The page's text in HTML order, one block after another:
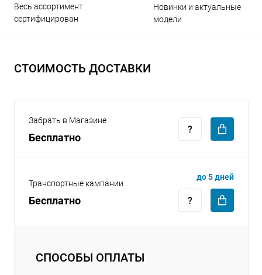
Весь ассортимент
сертифицирован
Новинки и актуальные
модели
СТОИМОСТЬ ДОСТАВКИ
Забрать в Магазине
Бесплатно
Транспортные кампании
Бесплатно
до 5 дней
СПОСОБЫ ОПЛАТЫ